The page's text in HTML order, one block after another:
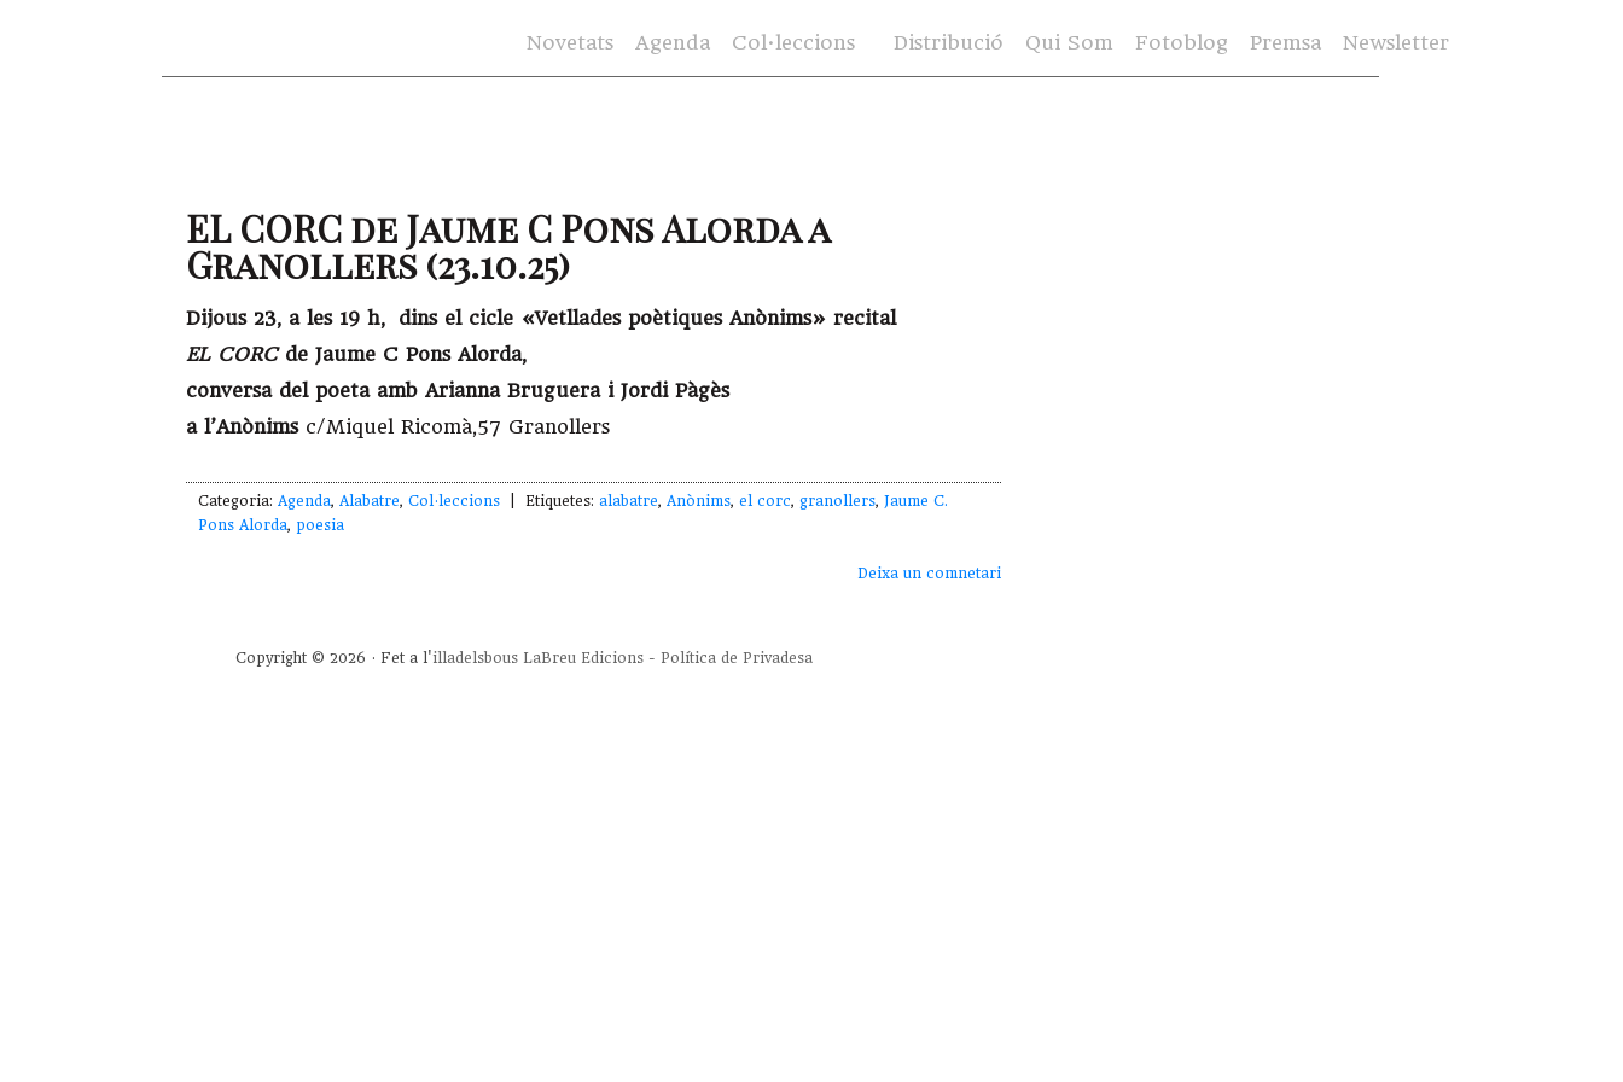
Novetats Agenda Col·leccions Distribució Qui Som Fotoblog Premsa Newsletter
EL CORC de Jaume C Pons Alorda a
Granollers (23.10.25)
Dijous 23, a les 19 h, dins el cicle «Vetllades poètiques Anònims» recital
EL CORCde Jaume C Pons Alorda,
conversa del poeta amb Arianna Bruguera i Jordi Pàgès
a l’Anònims c/Miquel Ricomà,57 Granollers
Categoria:Agenda,Alabatre,Col·leccions | Etiquetes:alabatre,Anònims,el corc,granollers,Jaume C.
Pons Alorda, poesia
Deixa un comnetari
Copyright © 2026 · Fet a l'illadelsbous LaBreu Edicions -Política de Privadesa